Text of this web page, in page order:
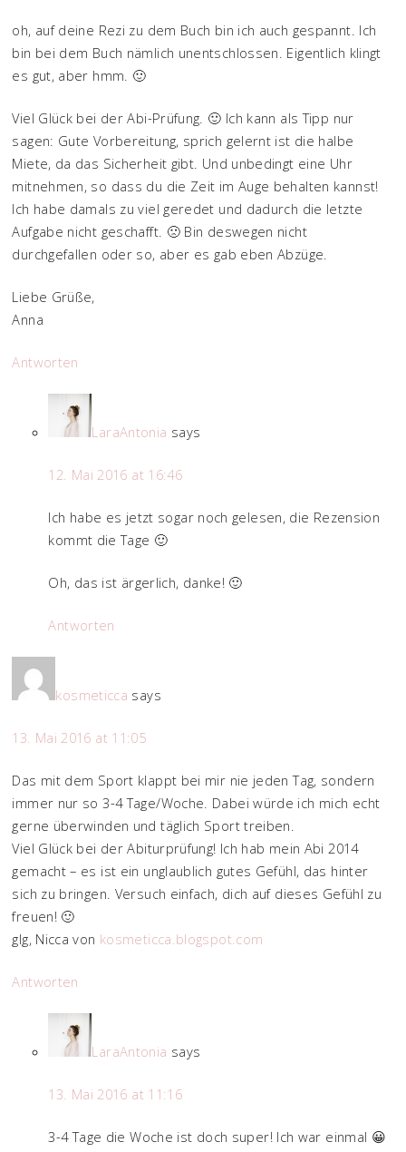
oh, auf deine Rezi zu dem Buch bin ich auch gespannt. Ich
bin bei dem Buch nämlich unentschlossen. Eigentlich klingt
es gut, aber hmm. 🙂
Viel Glück bei der Abi-Prüfung. 🙂 Ich kann als Tipp nur
sagen: Gute Vorbereitung, sprich gelernt ist die halbe
Miete, da das Sicherheit gibt. Und unbedingt eine Uhr
mitnehmen, so dass du die Zeit im Auge behalten kannst!
Ich habe damals zu viel geredet und dadurch die letzte
Aufgabe nicht geschafft. 🙁 Bin deswegen nicht
durchgefallen oder so, aber es gab eben Abzüge.
Liebe Grüße,
Anna
Antworten
LaraAntonia says
12. Mai 2016 at 16:46
Ich habe es jetzt sogar noch gelesen, die Rezension
kommt die Tage 🙂
Oh, das ist ärgerlich, danke! 🙂
Antworten
kosmeticca says
13. Mai 2016 at 11:05
Das mit dem Sport klappt bei mir nie jeden Tag, sondern
immer nur so 3-4 Tage/Woche. Dabei würde ich mich echt
gerne überwinden und täglich Sport treiben.
Viel Glück bei der Abiturprüfung! Ich hab mein Abi 2014
gemacht – es ist ein unglaublich gutes Gefühl, das hinter
sich zu bringen. Versuch einfach, dich auf dieses Gefühl zu
freuen! 🙂
glg, Nicca von kosmeticca.blogspot.com
Antworten
LaraAntonia says
13. Mai 2016 at 11:16
3-4 Tage die Woche ist doch super! Ich war einmal 😀